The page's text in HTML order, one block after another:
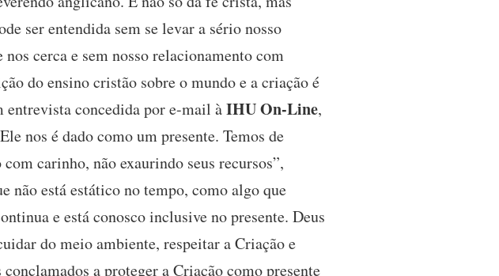
ser entendida sem se levar a sério nosso
cerca e sem nosso relacionamento com
do ensino cristão sobre o mundo e a criação é
entrevista concedida por e-mail àIHU On-Line,
nos é dado como um presente. Temos de
carinho, não exaurindo seus recursos”,
não está estático no tempo, como algo que
e está conosco inclusive no presente. Deus
do meio ambiente, respeitar a Criação e
a proteger a Criação como presente